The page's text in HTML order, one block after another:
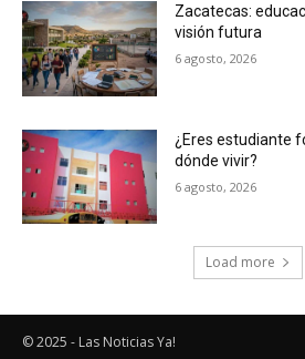
Zacatecas:
visión futura
6 agosto, 2026
¿Eres estudiante
dónde vivir?
6 agosto, 2026
Load more
© 2025 - Las Noticias Ya!